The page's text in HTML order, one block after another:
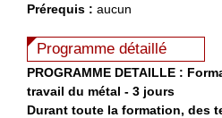
Prérequis : aucun
Programme détaillé
PROGRAMME DETAILLE :
travail du métal - 3 jours
Durant toute la formation, des